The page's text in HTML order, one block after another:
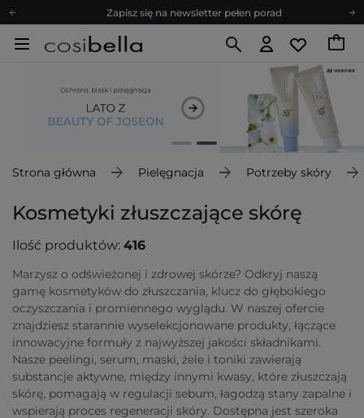
Zapisz się na newsletter pełen porad
Bezpłatne konsultacje kosmetologiczne
Poleć nas i zyskaj jeszcze więcej punktów
Zapisz się na newsletter pełen porad
Strona główna Pielęgnacja Potrzeby skóry
Kosmetyki złuszczające skórę
Ilość produktów: 416
Marzysz o odświeżonej i zdrowej skórze? Odkryj naszą
gamę kosmetyków do złuszczania, klucz do głębokiego
oczyszczania i promiennego wyglądu. W naszej ofercie
znajdziesz starannie wyselekcjonowane produkty, łączące
innowacyjne formuły z najwyższej jakości składnikami.
Nasze peelingi, serum, maski, żele i toniki zawierają
substancje aktywne, między innymi kwasy, które złuszczają
skórę, pomagają w regulacji sebum, łagodzą stany zapalne i
wspierają proces regeneracji skóry. Dostępna jest szeroka